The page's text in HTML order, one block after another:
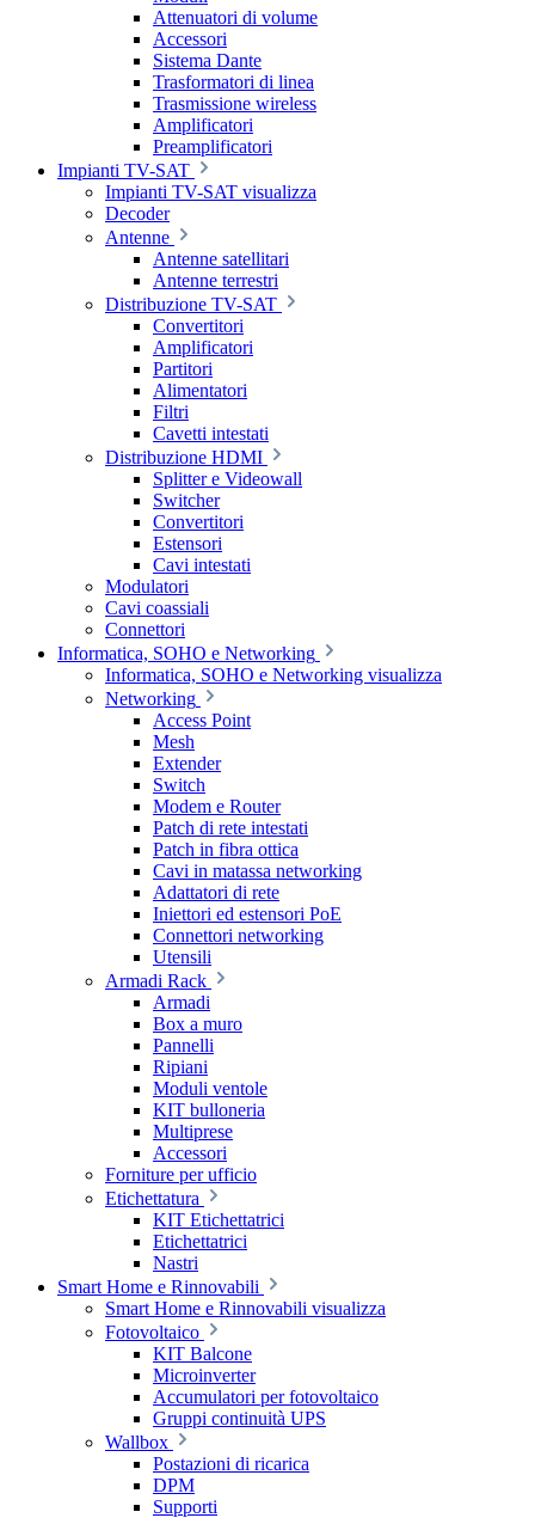
Attenuatori di volume
Accessori
Sistema Dante
Trasformatori di linea
Trasmissione wireless
Amplificatori
Preamplificatori
Impianti TV-SAT
Impianti TV-SAT visualizza
Decoder
Antenne
Antenne satellitari
Antenne terrestri
Distribuzione TV-SAT
Convertitori
Amplificatori
Partitori
Alimentatori
Filtri
Cavetti intestati
Distribuzione HDMI
Splitter e Videowall
Switcher
Convertitori
Estensori
Cavi intestati
Modulatori
Cavi coassiali
Connettori
Informatica, SOHO e Networking
Informatica, SOHO e Networking visualizza
Networking
Access Point
Mesh
Extender
Switch
Modem e Router
Patch di rete intestati
Patch in fibra ottica
Cavi in matassa networking
Adattatori di rete
Iniettori ed estensori PoE
Connettori networking
Utensili
Armadi Rack
Armadi
Box a muro
Pannelli
Ripiani
Moduli ventole
KIT bulloneria
Multiprese
Accessori
Forniture per ufficio
Etichettatura
KIT Etichettatrici
Etichettatrici
Nastri
Smart Home e Rinnovabili
Smart Home e Rinnovabili visualizza
Fotovoltaico
KIT Balcone
Microinverter
Accumulatori per fotovoltaico
Gruppi continuità UPS
Wallbox
Postazioni di ricarica
DPM
Supporti